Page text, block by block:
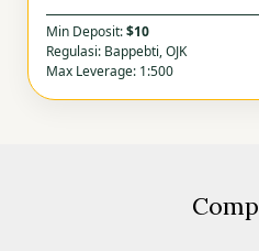
Min Deposit:$10
Regulasi: Bappebti, OJK
Max Leverage: 1:500